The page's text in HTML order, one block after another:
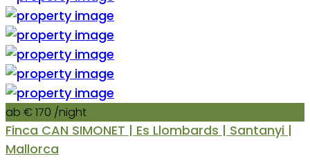
ab € 170 /night
Finca CAN SIMONET | Es Llombards | Santanyi |
Mallorca